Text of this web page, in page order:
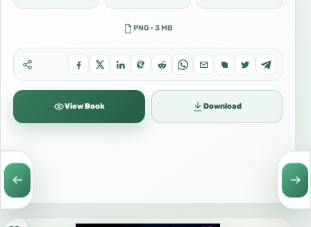
PNG · 3 MB
View Book Download